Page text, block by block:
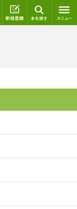
ログイン 新規登録